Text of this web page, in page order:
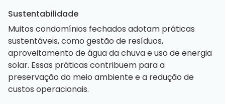
Sustentabilidade
Muitos condomínios fechados adotam práticas
sustentáveis, como gestão de resíduos,
aproveitamento de água da chuva e uso de energia
solar. Essas práticas contribuem para a
preservação do meio ambiente e a redução de
custos operacionais.